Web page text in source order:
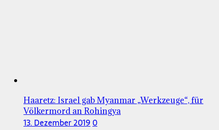
Haaretz: Israel gab Myanmar „Werkzeuge“, für
Völkermord an Rohingya
13. Dezember 20190